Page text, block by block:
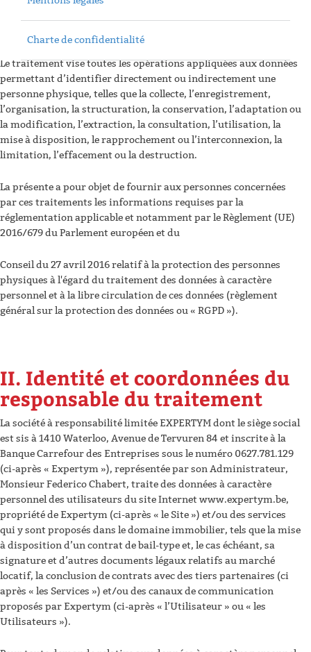
Le traitement vise toutes les opérations appliquées aux données
permettant d’identifier directement ou indirectement une
personne physique, telles que la collecte, l’enregistrement,
l’organisation, la structuration, la conservation, l’adaptation ou
la modification, l’extraction, la consultation, l’utilisation, la
mise à disposition, le rapprochement ou l’interconnexion, la
limitation, l’effacement ou la destruction.
La présente a pour objet de fournir aux personnes concernées
par ces traitements les informations requises par la
réglementation applicable et notamment par le Règlement (UE)
2016/679 du Parlement européen et du
Conseil du 27 avril 2016 relatif à la protection des personnes
physiques à l'égard du traitement des données à caractère
personnel et à la libre circulation de ces données (règlement
général sur la protection des données ou « RGPD »).
II. Identité et coordonnées du
responsable du traitement
La société à responsabilité limitée EXPERTYM dont le siège social
est sis à 1410 Waterloo, Avenue de Tervuren 84 et inscrite à la
Banque Carrefour des Entreprises sous le numéro 0627.781.129
(ci-après « Expertym »), représentée par son Administrateur,
Monsieur Federico Chabert, traite des données à caractère
personnel des utilisateurs du site Internet www.expertym.be,
propriété de Expertym (ci-après « le Site ») et/ou des services
qui y sont proposés dans le domaine immobilier, tels que la mise
à disposition d’un contrat de bail-type et, le cas échéant, sa
signature et d’autres documents légaux relatifs au marché
locatif, la conclusion de contrats avec des tiers partenaires (ci
après « les Services ») et/ou des canaux de communication
proposés par Expertym (ci-après « l’Utilisateur » ou « les
Utilisateurs »).
Charte de confidentialité